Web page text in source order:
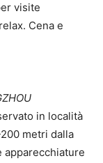
visite
Cena e
in località
metri dalla
apparecchiature